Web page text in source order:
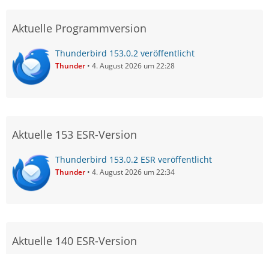
Aktuelle Programmversion
Thunderbird 153.0.2 veröffentlicht
Thunder 4. August 2026 um 22:28
Aktuelle 153 ESR-Version
Thunderbird 153.0.2 ESR veröffentlicht
Thunder 4. August 2026 um 22:34
Aktuelle 140 ESR-Version